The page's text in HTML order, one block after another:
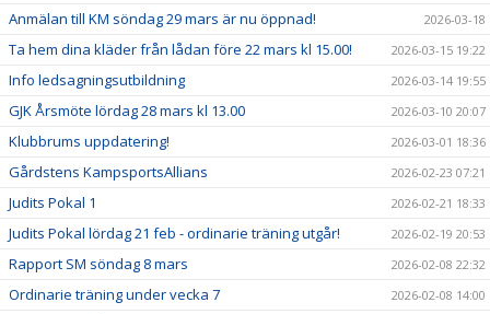
Anmälan till KM söndag 29 mars är nu öppnad! 2026-03-18
Ta hem dina kläder från lådan före 22 mars kl 15.00! 2026-03-15 19:22
Info ledsagningsutbildning 2026-03-14 19:55
GJK Årsmöte lördag 28 mars kl 13.00 2026-03-10 20:07
Klubbrums uppdatering! 2026-03-01 18:36
Gårdstens KampsportsAllians 2026-02-23 07:21
Judits Pokal 1 2026-02-21 18:33
Judits Pokal lördag 21 feb - ordinarie träning utgår! 2026-02-19 20:53
Rapport SM söndag 8 mars 2026-02-08 22:32
Ordinarie träning under vecka 7 2026-02-08 14:00